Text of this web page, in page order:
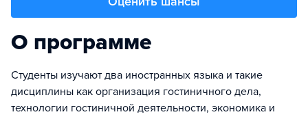
О программе
Студенты изучают два иностранных языка и такие
дисциплины как организация гостиничного дела,
технологии гостиничной деятельности, экономика и